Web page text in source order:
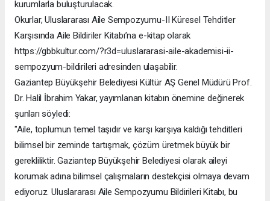
kurumlarla buluşturulacak.
Okurlar, Uluslararası Aile Sempozyumu-II Küresel Tehditler
Karşısında Aile Bildiriler Kitabı’na e-kitap olarak
https://gbbkultur.com/?r3d=uluslararasi-aile-akademisi-ii-
sempozyum-bildirileri adresinden ulaşabilir.
Gaziantep Büyükşehir Belediyesi Kültür AŞ Genel Müdürü Prof.
Dr. Halil İbrahim Yakar, yayımlanan kitabın önemine değinerek
şunları söyledi:
"Aile, toplumun temel taşıdır ve karşı karşıya kaldığı tehditleri
bilimsel bir zeminde tartışmak, çözüm üretmek büyük bir
gerekliliktir. Gaziantep Büyükşehir Belediyesi olarak aileyi
korumak adına bilimsel çalışmaların destekçisi olmaya devam
ediyoruz. Uluslararası Aile Sempozyumu Bildirileri Kitabı, bu